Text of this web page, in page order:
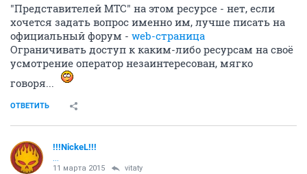
"Представителей МТС" на этом ресурсе - нет, если
хочется задать вопрос именно им, лучше писать на
официальный форум - web-страница
Ограничивать доступ к каким-либо ресурсам на своё
усмотрение оператор незаинтересован, мягко
говоря...
ОТВЕТИТЬ
!!!NickeL!!!
11 марта 2015 vitaty